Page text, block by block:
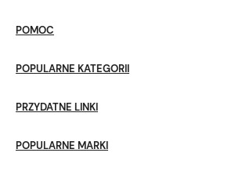
POMOC
POPULARNE KATEGORII
PRZYDATNE LINKI
POPULARNE MARKI